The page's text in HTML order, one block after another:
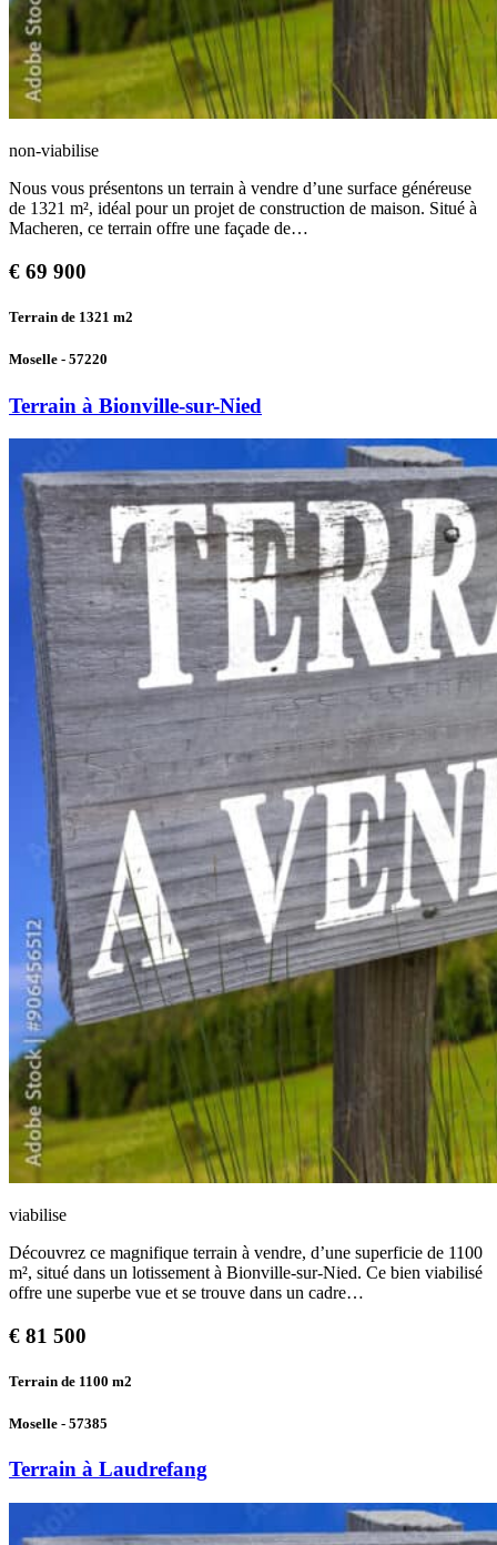
non-viabilise
Nous vous présentons un terrain à vendre d’une surface généreuse
de 1321 m², idéal pour un projet de construction de maison. Situé à
Macheren, ce terrain offre une façade de…
€ 69 900
Terrain de 1321 m2
Moselle - 57220
Terrain à Bionville-sur-Nied
viabilise
Découvrez ce magnifique terrain à vendre, d’une superficie de 1100
m², situé dans un lotissement à Bionville-sur-Nied. Ce bien viabilisé
offre une superbe vue et se trouve dans un cadre…
€ 81 500
Terrain de 1100 m2
Moselle - 57385
Terrain à Laudrefang